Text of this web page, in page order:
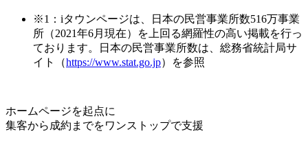
※1：iタウンページは、日本の民営事業所数516万事業
所（2021年6月現在）を上回る網羅性の高い掲載を行っ
ております。日本の民営事業所数は、総務省統計局サ
イト（https://www.stat.go.jp）を参照
ホームページを起点に
集客から成約までをワンストップで支援